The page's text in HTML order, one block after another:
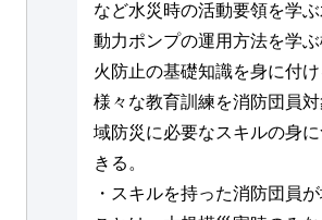
など水災時の活動要領を学
動力ポンプの運用方法を学
火防止の基礎知識を身に付
様々な教育訓練を消防団員
域防災に必要なスキルの身
きる。
・スキルを持った消防団員